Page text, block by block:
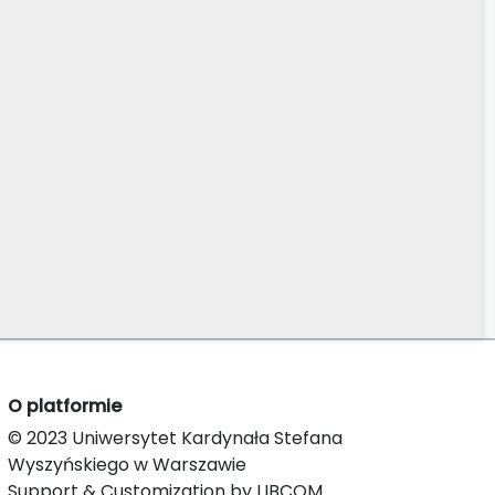
O platformie
© 2023 Uniwersytet Kardynała Stefana
Wyszyńskiego w Warszawie